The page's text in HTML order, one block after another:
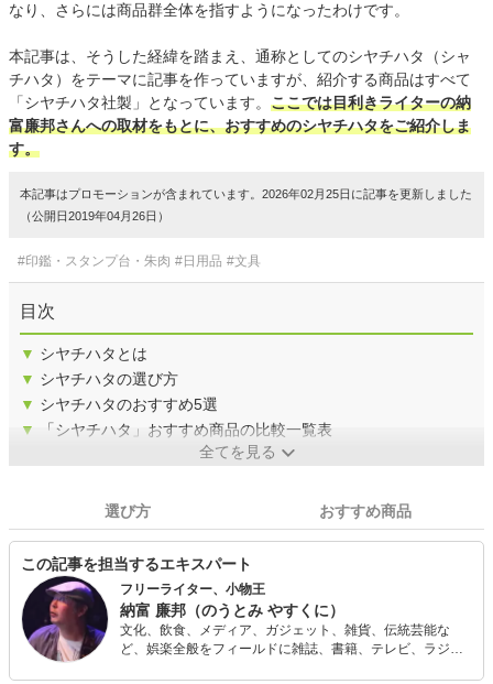
なり、さらには商品群全体を指すようになったわけです。
本記事は、そうした経緯を踏まえ、通称としてのシヤチハタ（シャ
チハタ）をテーマに記事を作っていますが、紹介する商品はすべて
「シヤチハタ社製」となっています。 ここでは目利きライターの納
富廉邦さんへの取材をもとに、おすすめのシヤチハタをご紹介しま
す。
本記事はプロモーションが含まれています。2026年02月25日に記事を更新しました
（公開日2019年04月26日）
#印鑑・スタンプ台・朱肉 #日用品 #文具
目次
▼ シヤチハタとは
▼ シヤチハタの選び方
▼ シヤチハタのおすすめ5選
▼
「シヤチハタ」おすすめ商品の比較一覧表
全てを見る
選び方 おすすめ商品
この記事を担当するエキスパート
フリーライター、小物王
納富 廉邦（のうとみ やすくに）
文化、飲食、メディア、ガジェット、雑貨、伝統芸能な
ど、娯楽全般をフィールドに雑誌、書籍、テレビ、ラジ